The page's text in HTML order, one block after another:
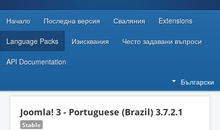
РЕСУРСИ ЗА РАЗРАБОТКА
Начало Последна версия Сваляния Extensions
Language Packs Изисквания Често задавани въпроси
API Documentation
Български
Joomla! 3 - Portuguese (Brazil) 3.7.2.1
Stable